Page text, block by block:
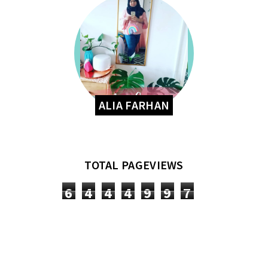
ALIA FARHAN
TOTAL PAGEVIEWS
6 4 4 4 9 9 7